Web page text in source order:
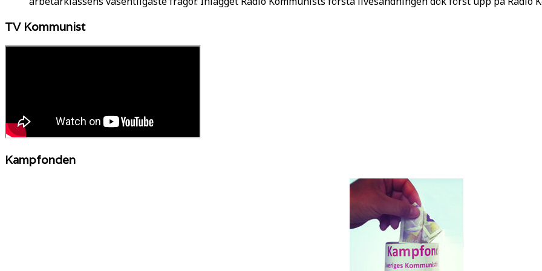
TV Kommunist
Kampfonden